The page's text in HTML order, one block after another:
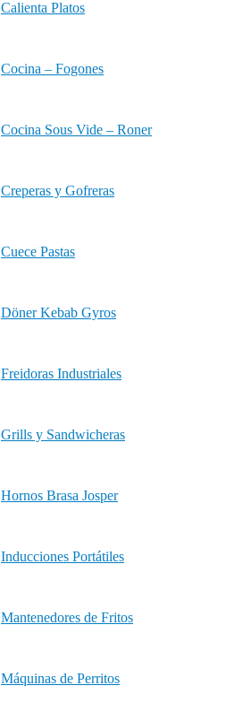
Calienta Platos
Cocina – Fogones
Cocina Sous Vide – Roner
Creperas y Gofreras
Cuece Pastas
Döner Kebab Gyros
Freidoras Industriales
Grills y Sandwicheras
Hornos Brasa Josper
Inducciones Portátiles
Mantenedores de Fritos
Máquinas de Perritos